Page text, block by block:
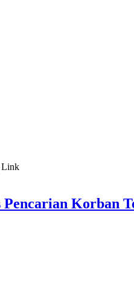
Korban